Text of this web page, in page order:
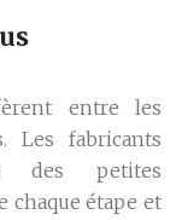
entre les
Les fabricants
des petites
chaque étape et